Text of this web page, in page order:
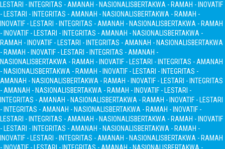
LESTARI - INTEGRITAS - AMANAH - NASIONALISBERTAKWA - RAMAH - INOVATIF
- LESTARI - INTEGRITAS - AMANAH - NASIONALISBERTAKWA - RAMAH -
INOVATIF - LESTARI - INTEGRITAS - AMANAH - NASIONALISBERTAKWA - RAMAH
- INOVATIF - LESTARI - INTEGRITAS - AMANAH - NASIONALISBERTAKWA -
RAMAH - INOVATIF - LESTARI - INTEGRITAS - AMANAH - NASIONALISBERTAKWA
- RAMAH - INOVATIF - LESTARI - INTEGRITAS - AMANAH -
NASIONALISBERTAKWA - RAMAH - INOVATIF - LESTARI - INTEGRITAS - AMANAH
- NASIONALISBERTAKWA - RAMAH - INOVATIF - LESTARI - INTEGRITAS -
AMANAH - NASIONALISBERTAKWA - RAMAH - INOVATIF - LESTARI - INTEGRITAS
- AMANAH - NASIONALISBERTAKWA - RAMAH - INOVATIF - LESTARI -
INTEGRITAS - AMANAH - NASIONALISBERTAKWA - RAMAH - INOVATIF - LESTARI
- INTEGRITAS - AMANAH - NASIONALISBERTAKWA - RAMAH - INOVATIF -
LESTARI - INTEGRITAS - AMANAH - NASIONALISBERTAKWA - RAMAH - INOVATIF
- LESTARI - INTEGRITAS - AMANAH - NASIONALISBERTAKWA - RAMAH -
INOVATIF - LESTARI - INTEGRITAS - AMANAH - NASIONALISBERTAKWA - RAMAH